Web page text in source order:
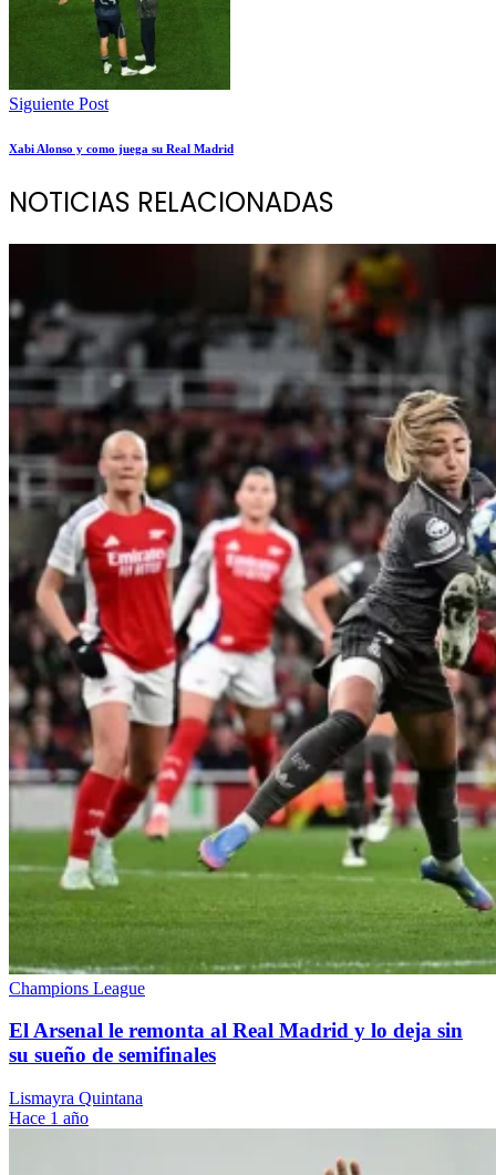
Siguiente Post
Xabi Alonso y como juega su Real Madrid
NOTICIAS RELACIONADAS
Champions League
El Arsenal le remonta al Real Madrid y lo deja sin
su sueño de semifinales
Lismayra Quintana
Hace 1 año